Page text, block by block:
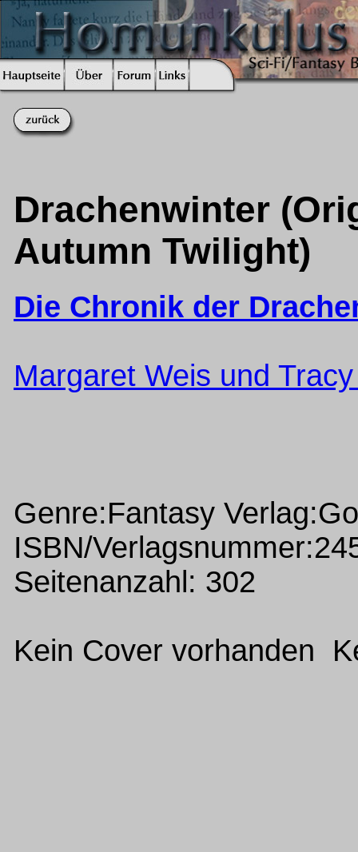
Drachenwinter
Autumn Twilight)
Die Chronik der
Margaret Weis und
Genre:Fantasy
ISBN/
Seitenanzahl: 302
Kein Cover vorhanden